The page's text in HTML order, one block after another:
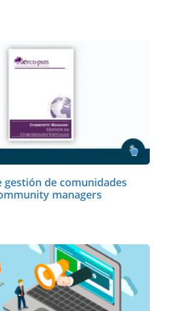
gestión de comunidades
managers